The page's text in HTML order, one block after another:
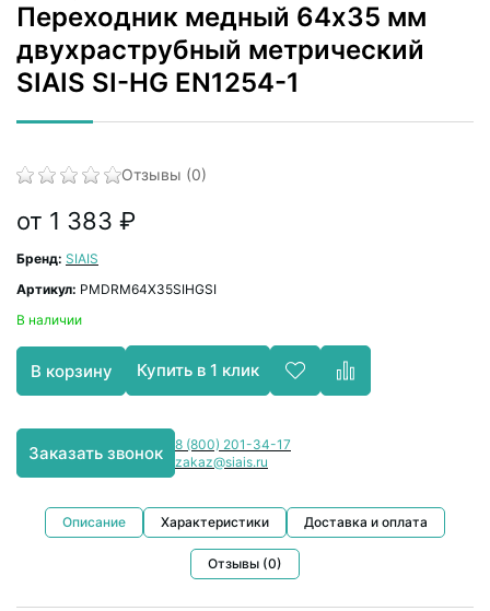
Переходник медный 64х35 мм
двухраструбный метрический
SIAIS SI-HG EN1254-1
Отзывы (0)
от 1 383 ₽
Бренд: SIAIS
Артикул: PMDRM64X35SIHGSI
В наличии
В корзину Купить в 1 клик
Заказать звонок
8 (800) 201-34-17
zakaz@siais.ru
Описание Характеристики Доставка и оплата
Отзывы (0)